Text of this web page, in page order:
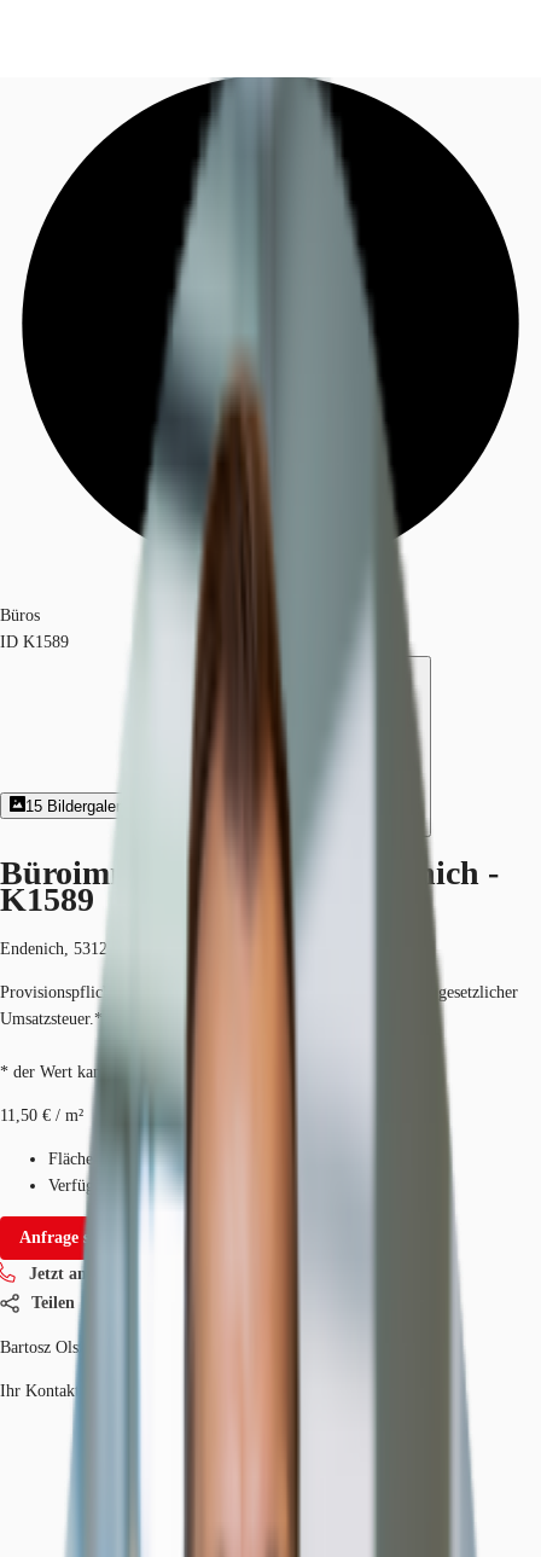
Investieren
Marktinformationen
Ihre Ansprechpartner
Jetzt anrufen
Büros
ID K1589
15 Bildergalerie
Büroimmobilie - Bonn, Endenich -
K1589
Endenich, 53121, Bonn, Nordrhein-Westfalen
Provisionspflichtig: bei Anmietung 3 Netto-Monatsmieten zzgl. gesetzlicher
Umsatzsteuer.*
* der Wert kann je nach Vertragslaufzeit variieren.
11,50 € / m²
Fläche
495 - 1.839 m²
Verfügbarkeit
Anfrage senden
Jetzt anrufen
Teilen
Bartosz Olszewski
Ihr Kontakt